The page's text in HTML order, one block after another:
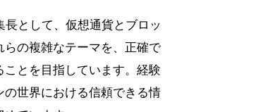
として、仮想通貨とブロッ
の複雑なテーマを、正確で
とを目指しています。経験
世界における信頼できる情